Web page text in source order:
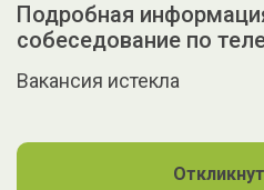
Подробная
собеседование по
Вакансия истекла